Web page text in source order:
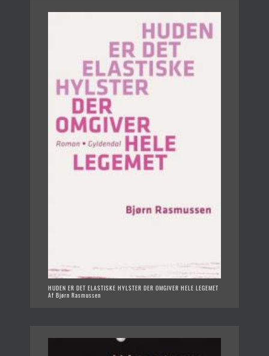
HUDEN ER DET ELASTISKE HYLSTER DER OMGIVER HELE LEGEMET
Af Bjørn Rasmussen